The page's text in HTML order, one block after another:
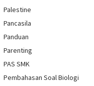
Palestine
Pancasila
Panduan
Parenting
PAS SMK
Pembahasan Soal Biologi